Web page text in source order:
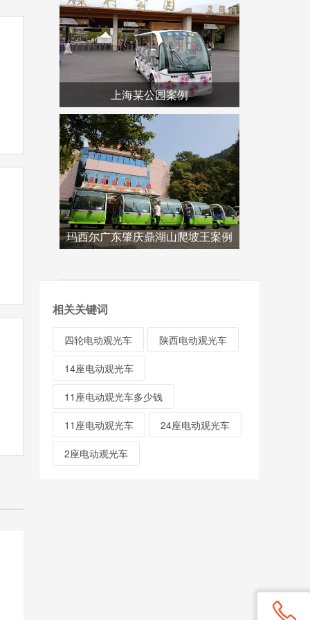
上海某公园案例
玛西尔广东肇庆鼎湖山爬坡王案例
相关关键词
四轮电动观光车 陕西电动观光车
14座电动观光车
11座电动观光车多少钱
11座电动观光车 24座电动观光车
2座电动观光车